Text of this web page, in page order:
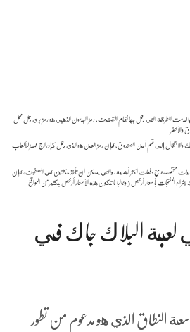
ليست الطريقة التي يعمل بها نظام التصنيف، رمز البيسون الذهبي هو رمز بري يحل محل
والأخضر.
والانتقال إلى قسم أمين الصندوق، فإن رمز العين هو الذي يعمل كإدراج مميز للألعاب
متخصصة مع دفعات أكثر أهمية, والتي يمكن أن تأخذ مكانين في الصفوف، فإن
المنتجات بأسعار أرخص (وغالبا ما تكون هذه الأسعار أرخص بكثير من المواقع
لعبة البلاك جاك في
النطاق الذي هو مدعوم من تطور